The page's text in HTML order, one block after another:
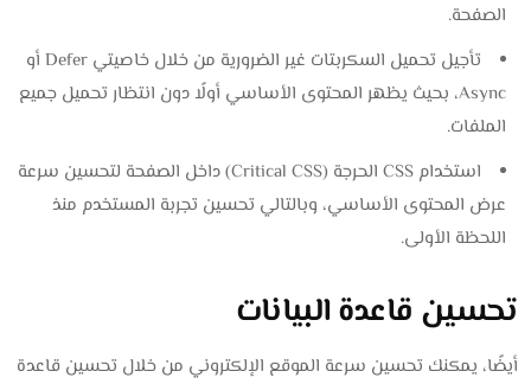
الصفحة.
تأجيل تحميل السكربتات غير الضرورية من خلال خاصيتي Defer أو
Async، بحيث يظهر المحتوى الأساسي أولًا دون انتظار تحميل جميع
الملفات.
استخدام CSS الحرجة (Critical CSS) داخل الصفحة لتحسين سرعة
عرض المحتوى الأساسي، وبالتالي تحسين تجربة المستخدم منذ
اللحظة الأولى.
تحسين قاعدة البيانات
أيضًا، يمكنك تحسين سرعة الموقع الإلكتروني من خلال تحسين قاعدة